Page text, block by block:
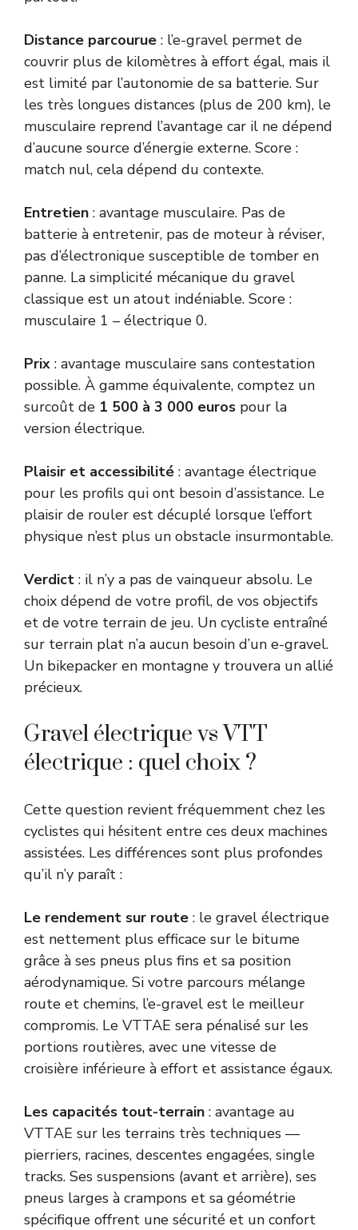
Distance parcourue : l’e-gravel permet de
couvrir plus de kilomètres à effort égal, mais il
est limité par l’autonomie de sa batterie. Sur
les très longues distances (plus de 200 km), le
musculaire reprend l’avantage car il ne dépend
d’aucune source d’énergie externe. Score :
match nul, cela dépend du contexte.
Entretien : avantage musculaire. Pas de
batterie à entretenir, pas de moteur à réviser,
pas d’électronique susceptible de tomber en
panne. La simplicité mécanique du gravel
classique est un atout indéniable. Score :
musculaire 1 – électrique 0.
Prix : avantage musculaire sans contestation
possible. À gamme équivalente, comptez un
surcoût de 1 500 à 3 000 euros pour la
version électrique.
Plaisir et accessibilité : avantage électrique
pour les profils qui ont besoin d’assistance. Le
plaisir de rouler est décuplé lorsque l’effort
physique n’est plus un obstacle insurmontable.
Verdict : il n’y a pas de vainqueur absolu. Le
choix dépend de votre profil, de vos objectifs
et de votre terrain de jeu. Un cycliste entraîné
sur terrain plat n’a aucun besoin d’un e-gravel.
Un bikepacker en montagne y trouvera un allié
précieux.
Gravel électrique vs VTT
électrique : quel choix ?
Cette question revient fréquemment chez les
cyclistes qui hésitent entre ces deux machines
assistées. Les différences sont plus profondes
qu’il n’y paraît :
Le rendement sur route : le gravel électrique
est nettement plus efficace sur le bitume
grâce à ses pneus plus fins et sa position
aérodynamique. Si votre parcours mélange
route et chemins, l’e-gravel est le meilleur
compromis. Le VTTAE sera pénalisé sur les
portions routières, avec une vitesse de
croisière inférieure à effort et assistance égaux.
Les capacités tout-terrain : avantage au
VTTAE sur les terrains très techniques —
pierriers, racines, descentes engagées, single
tracks. Ses suspensions (avant et arrière), ses
pneus larges à crampons et sa géométrie
spécifique offrent une sécurité et un confort